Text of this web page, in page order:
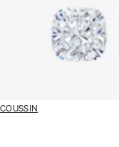
COUSSIN